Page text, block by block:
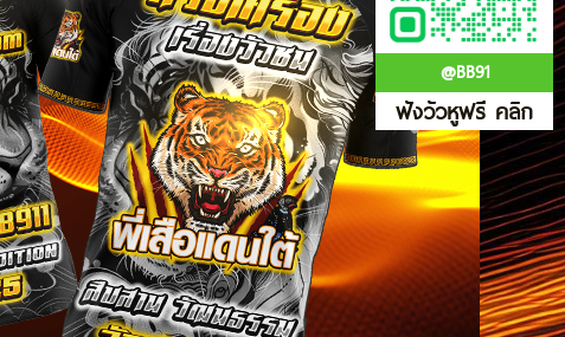
@BB91
ฟังวัวหูฟรี คลิก